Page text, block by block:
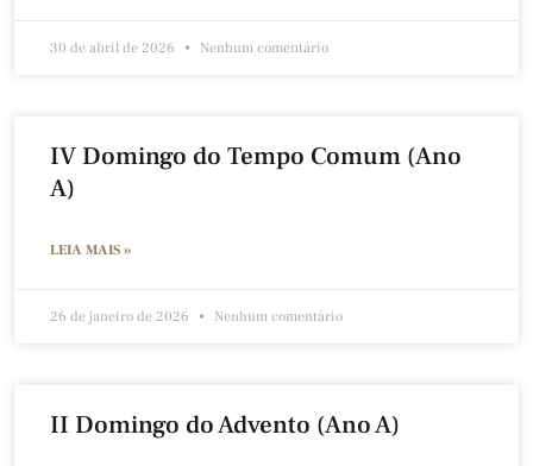
30 de abril de 2026 Nenhum comentário
IV Domingo do Tempo Comum (Ano
A)
LEIA MAIS »
26 de janeiro de 2026 Nenhum comentário
II Domingo do Advento (Ano A)